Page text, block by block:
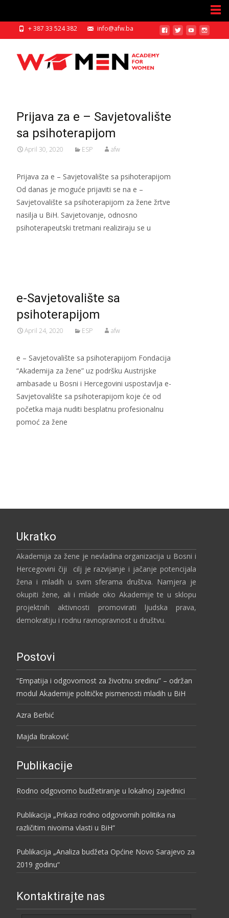
+ 387 33 524 382 info@afw.ba
Prijava za e – Savjetovalište
sa psihoterapijom
April 30, 2020 ESP afw
Prijava za e – Savjetovalište sa psihoterapijom
Od danas je moguće prijaviti se na e –
Savjetovalište sa psihoterapijom za žene žrtve
nasilja u BiH. Savjetovanje, odnosno
psihoterapeutski tretmani realiziraju se u
e-Savjetovalište sa
psihoterapijom
April 24, 2020 ESP afw
e – Savjetovalište sa psihoterapijom Fondacija
“Akademija za žene” uz podršku Austrijske
ambasade u Bosni i Hercegovini uspostavlja e-
Savjetovalište sa psihoterapijom koje će od
početka maja nuditi besplatnu profesionalnu
pomoć za žene
Ukratko
Akademija za žene je nevladina organizacija u Bosni i
Hercegovini čiji cilj je razvijanje i jačanje potencijala
žena i mladih u svim sferama društva. Namjera je
okupiti žene, ali i mlade oko Akademije te u sklopu
projektnih aktivnosti promovirati ljudska prava,
demokratiju i rodnu ravnopravnost u društvu.
Postovi
“Empatija i odgovornost za životnu sredinu” – održan
modul Akademije političke pismenosti mladih u BiH
Azra Berbić
Majda Ibraković
Publikacije
Rodno odgovorno budžetiranje u lokalnoj zajednici
Publikacija „Prikazi rodno odgovornih politika na
različitim nivoima vlasti u BiH“
Publikacija „Analiza budžeta Općine Novo Sarajevo za
2019 godinu“
Kontaktirajte nas